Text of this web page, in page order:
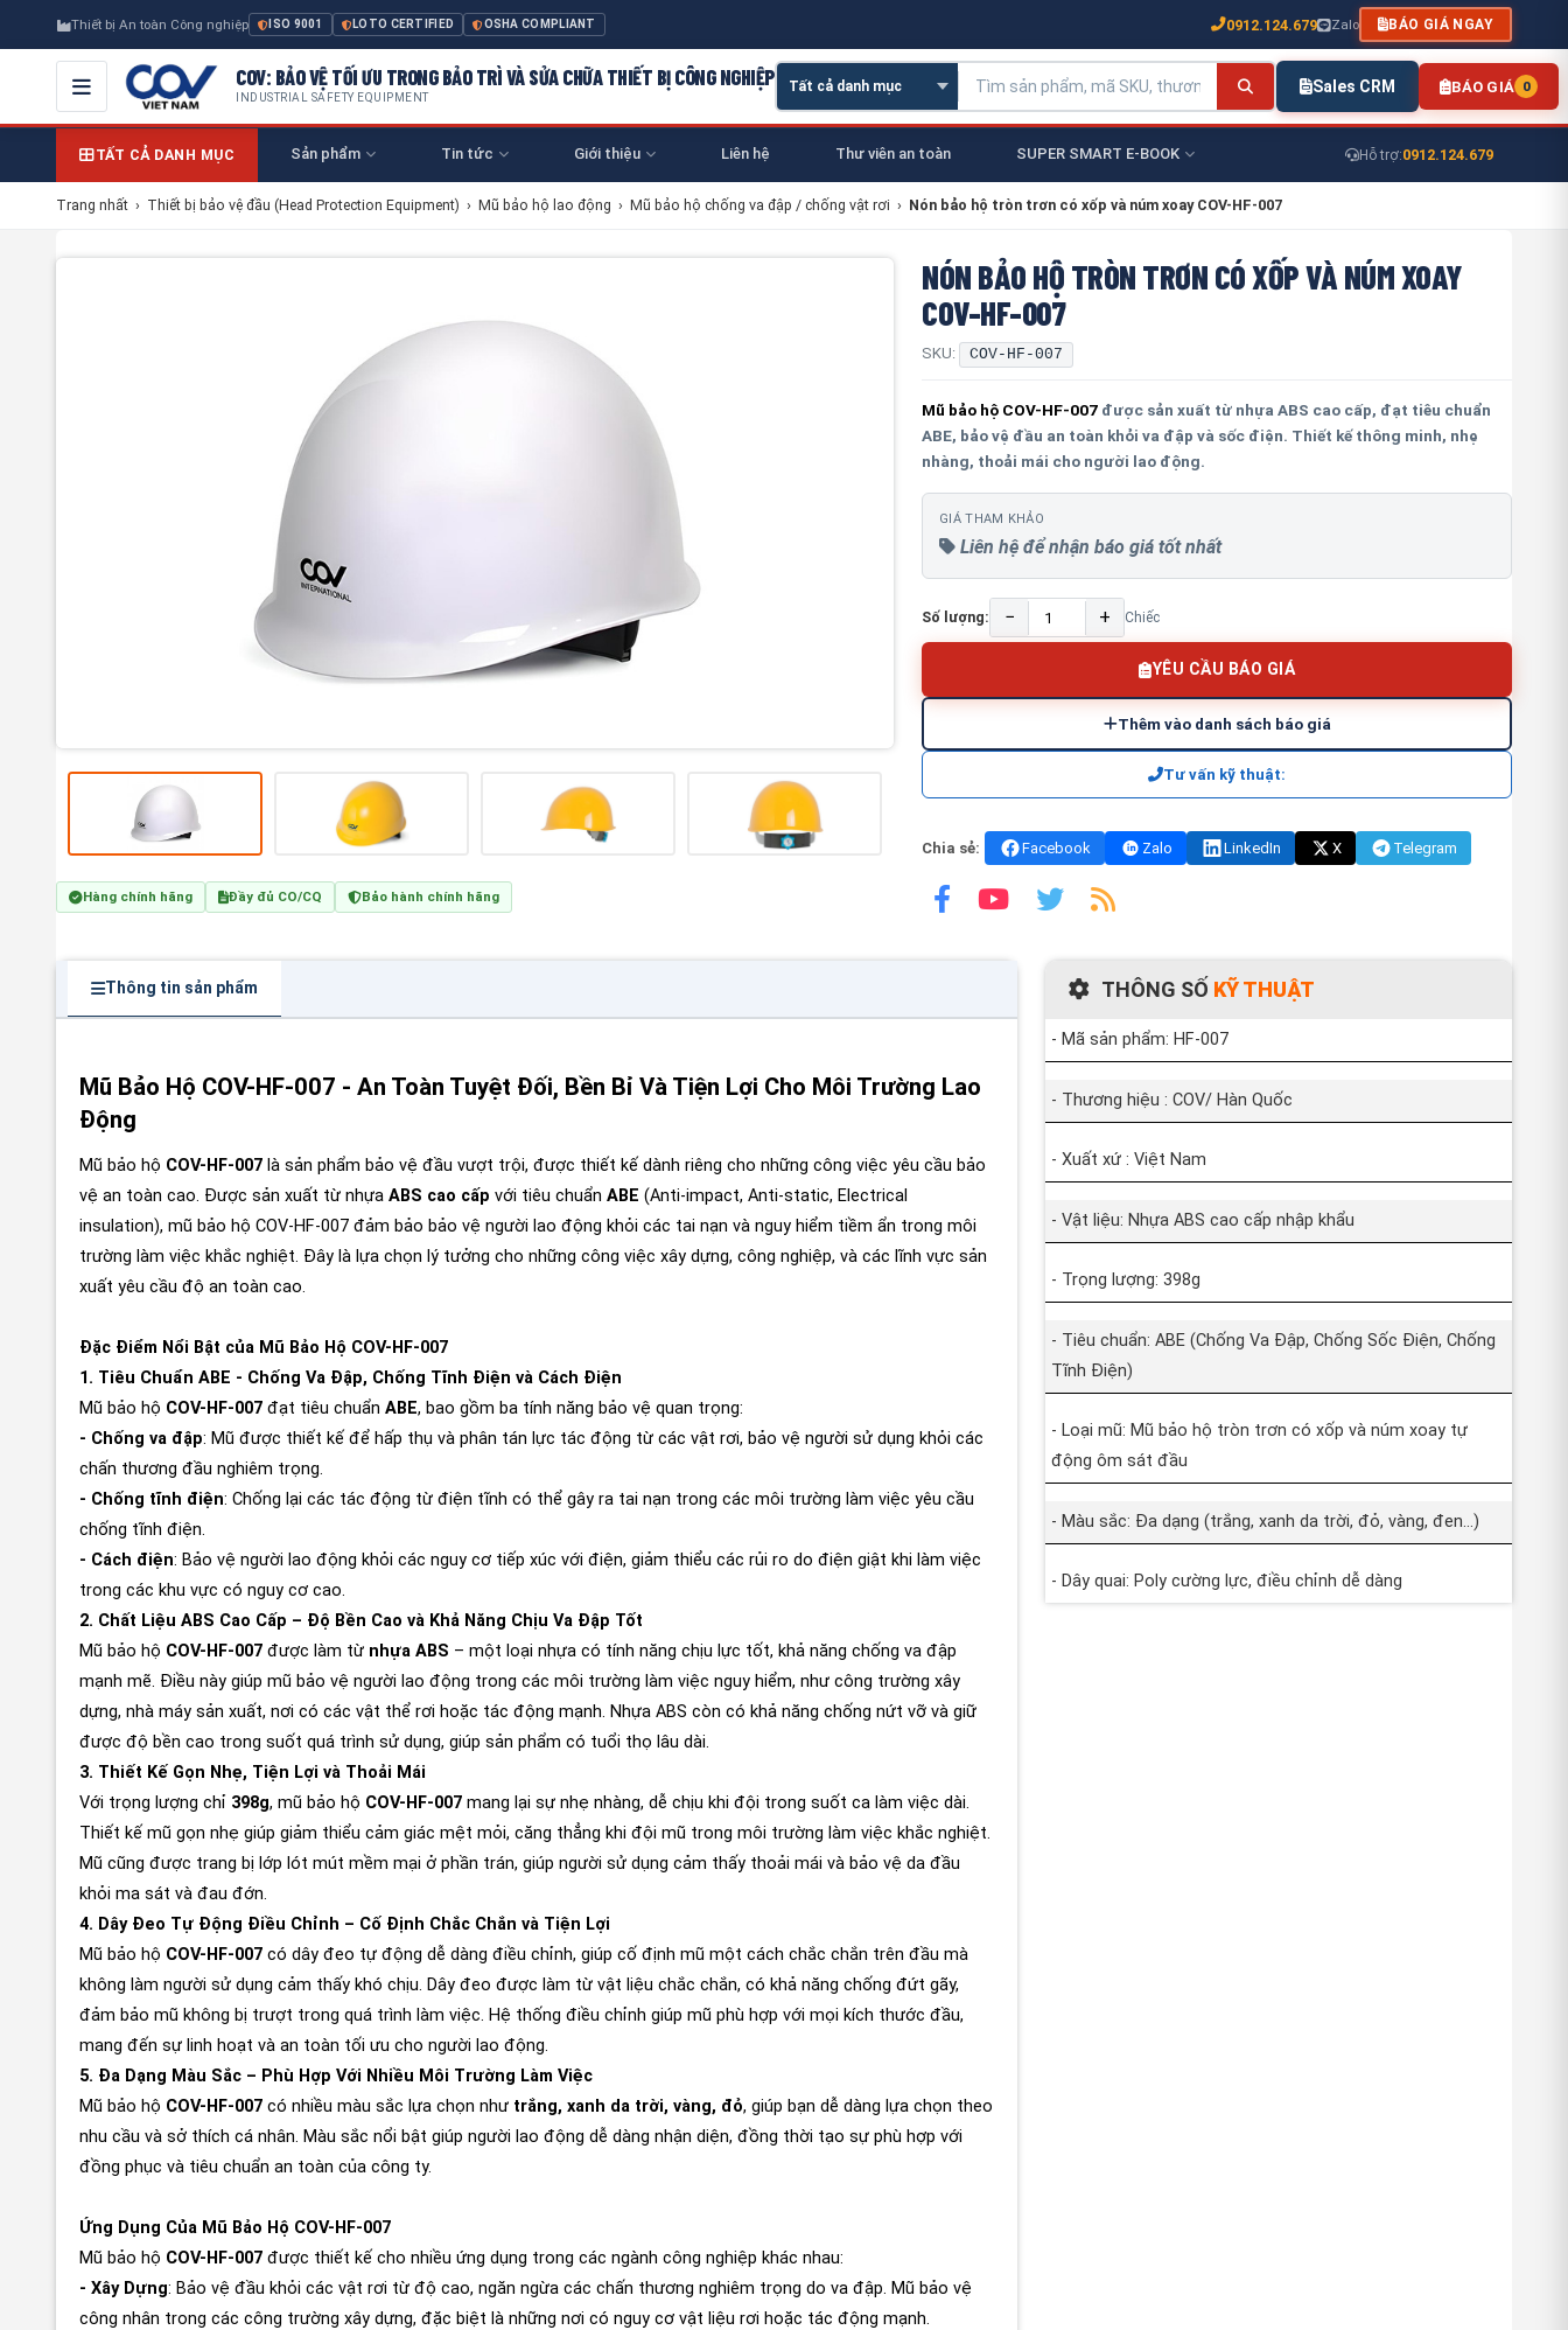
Thiết bị An toàn Công nghiệp ISO 9001 LOTO CERTIFIED OSHA COMPLIANT 0912.124.679 Zalo BÁO GIÁ NGAY
COV: BẢO VỆ TỐI ƯU TRONG BẢO TRÌ VÀ SỬA CHỮA THIẾT BỊ CÔNG NGHIỆP
INDUSTRIAL SAFETY EQUIPMENT
Sales CRM BÁO GIÁ 0
TẤT CẢ DANH MỤC Sản phẩm Tin tức Giới thiệu Liên hệ Thư viên an toàn SUPER SMART E-BOOK Hỗ trợ:0912.124.679
Trang nhất › Thiết bị bảo vệ đầu (Head Protection Equipment) › Mũ bảo hộ lao động › Mũ bảo hộ chống va đập / chống vật rơi › Nón bảo hộ tròn trơn có xốp và núm xoay COV-HF-007
Hàng chính hãng Đầy đủ CO/CQ Bảo hành chính hãng
NÓN BẢO HỘ TRÒN TRƠN CÓ XỐP VÀ NÚM XOAY
COV-HF-007
SKU: COV-HF-007
Mũ bảo hộ COV-HF-007 được sản xuất từ nhựa ABS cao cấp, đạt tiêu chuẩn
ABE, bảo vệ đầu an toàn khỏi va đập và sốc điện. Thiết kế thông minh, nhẹ
nhàng, thoải mái cho người lao động.
GIÁ THAM KHẢO
Liên hệ để nhận báo giá tốt nhất
Số lượng: − + Chiếc
YÊU CẦU BÁO GIÁ
Thêm vào danh sách báo giá
Tư vấn kỹ thuật:
Chia sẻ: Facebook Zalo LinkedIn X Telegram
Thông tin sản phẩm
Mũ Bảo Hộ COV-HF-007 - An Toàn Tuyệt Đối, Bền Bỉ Và Tiện Lợi Cho Môi Trường Lao
Động
Mũ bảo hộ COV-HF-007 là sản phẩm bảo vệ đầu vượt trội, được thiết kế dành riêng cho những công việc yêu cầu bảo
vệ an toàn cao. Được sản xuất từ nhựa ABS cao cấp với tiêu chuẩn ABE (Anti-impact, Anti-static, Electrical
insulation), mũ bảo hộ COV-HF-007 đảm bảo bảo vệ người lao động khỏi các tai nạn và nguy hiểm tiềm ẩn trong môi
trường làm việc khắc nghiệt. Đây là lựa chọn lý tưởng cho những công việc xây dựng, công nghiệp, và các lĩnh vực sản
xuất yêu cầu độ an toàn cao.
Đặc Điểm Nổi Bật của Mũ Bảo Hộ COV-HF-007
1. Tiêu Chuẩn ABE - Chống Va Đập, Chống Tĩnh Điện và Cách Điện
Mũ bảo hộ COV-HF-007 đạt tiêu chuẩn ABE, bao gồm ba tính năng bảo vệ quan trọng:
- Chống va đập: Mũ được thiết kế để hấp thụ và phân tán lực tác động từ các vật rơi, bảo vệ người sử dụng khỏi các
chấn thương đầu nghiêm trọng.
- Chống tĩnh điện: Chống lại các tác động từ điện tĩnh có thể gây ra tai nạn trong các môi trường làm việc yêu cầu
chống tĩnh điện.
- Cách điện: Bảo vệ người lao động khỏi các nguy cơ tiếp xúc với điện, giảm thiểu các rủi ro do điện giật khi làm việc
trong các khu vực có nguy cơ cao.
2. Chất Liệu ABS Cao Cấp – Độ Bền Cao và Khả Năng Chịu Va Đập Tốt
Mũ bảo hộ COV-HF-007 được làm từ nhựa ABS – một loại nhựa có tính năng chịu lực tốt, khả năng chống va đập
mạnh mẽ. Điều này giúp mũ bảo vệ người lao động trong các môi trường làm việc nguy hiểm, như công trường xây
dựng, nhà máy sản xuất, nơi có các vật thể rơi hoặc tác động mạnh. Nhựa ABS còn có khả năng chống nứt vỡ và giữ
được độ bền cao trong suốt quá trình sử dụng, giúp sản phẩm có tuổi thọ lâu dài.
3. Thiết Kế Gọn Nhẹ, Tiện Lợi và Thoải Mái
Với trọng lượng chỉ 398g, mũ bảo hộ COV-HF-007 mang lại sự nhẹ nhàng, dễ chịu khi đội trong suốt ca làm việc dài.
Thiết kế mũ gọn nhẹ giúp giảm thiểu cảm giác mệt mỏi, căng thẳng khi đội mũ trong môi trường làm việc khắc nghiệt.
Mũ cũng được trang bị lớp lót mút mềm mại ở phần trán, giúp người sử dụng cảm thấy thoải mái và bảo vệ da đầu
khỏi ma sát và đau đớn.
4. Dây Đeo Tự Động Điều Chỉnh – Cố Định Chắc Chắn và Tiện Lợi
Mũ bảo hộ COV-HF-007 có dây đeo tự động dễ dàng điều chỉnh, giúp cố định mũ một cách chắc chắn trên đầu mà
không làm người sử dụng cảm thấy khó chịu. Dây đeo được làm từ vật liệu chắc chắn, có khả năng chống đứt gãy,
đảm bảo mũ không bị trượt trong quá trình làm việc. Hệ thống điều chỉnh giúp mũ phù hợp với mọi kích thước đầu,
mang đến sự linh hoạt và an toàn tối ưu cho người lao động.
5. Đa Dạng Màu Sắc – Phù Hợp Với Nhiều Môi Trường Làm Việc
Mũ bảo hộ COV-HF-007 có nhiều màu sắc lựa chọn như trắng, xanh da trời, vàng, đỏ, giúp bạn dễ dàng lựa chọn theo
nhu cầu và sở thích cá nhân. Màu sắc nổi bật giúp người lao động dễ dàng nhận diện, đồng thời tạo sự phù hợp với
đồng phục và tiêu chuẩn an toàn của công ty.
Ứng Dụng Của Mũ Bảo Hộ COV-HF-007
Mũ bảo hộ COV-HF-007 được thiết kế cho nhiều ứng dụng trong các ngành công nghiệp khác nhau:
- Xây Dựng: Bảo vệ đầu khỏi các vật rơi từ độ cao, ngăn ngừa các chấn thương nghiêm trọng do va đập. Mũ bảo vệ
công nhân trong các công trường xây dựng, đặc biệt là những nơi có nguy cơ vật liệu rơi hoặc tác động mạnh.
THÔNG SỐ KỸ THUẬT
- Mã sản phẩm: HF-007
- Thương hiệu : COV/ Hàn Quốc
- Xuất xứ : Việt Nam
- Vật liệu: Nhựa ABS cao cấp nhập khẩu
- Trọng lượng: 398g
- Tiêu chuẩn: ABE (Chống Va Đập, Chống Sốc Điện, Chống
Tĩnh Điện)
- Loại mũ: Mũ bảo hộ tròn trơn có xốp và núm xoay tự
động ôm sát đầu
- Màu sắc: Đa dạng (trắng, xanh da trời, đỏ, vàng, đen…)
- Dây quai: Poly cường lực, điều chỉnh dễ dàng